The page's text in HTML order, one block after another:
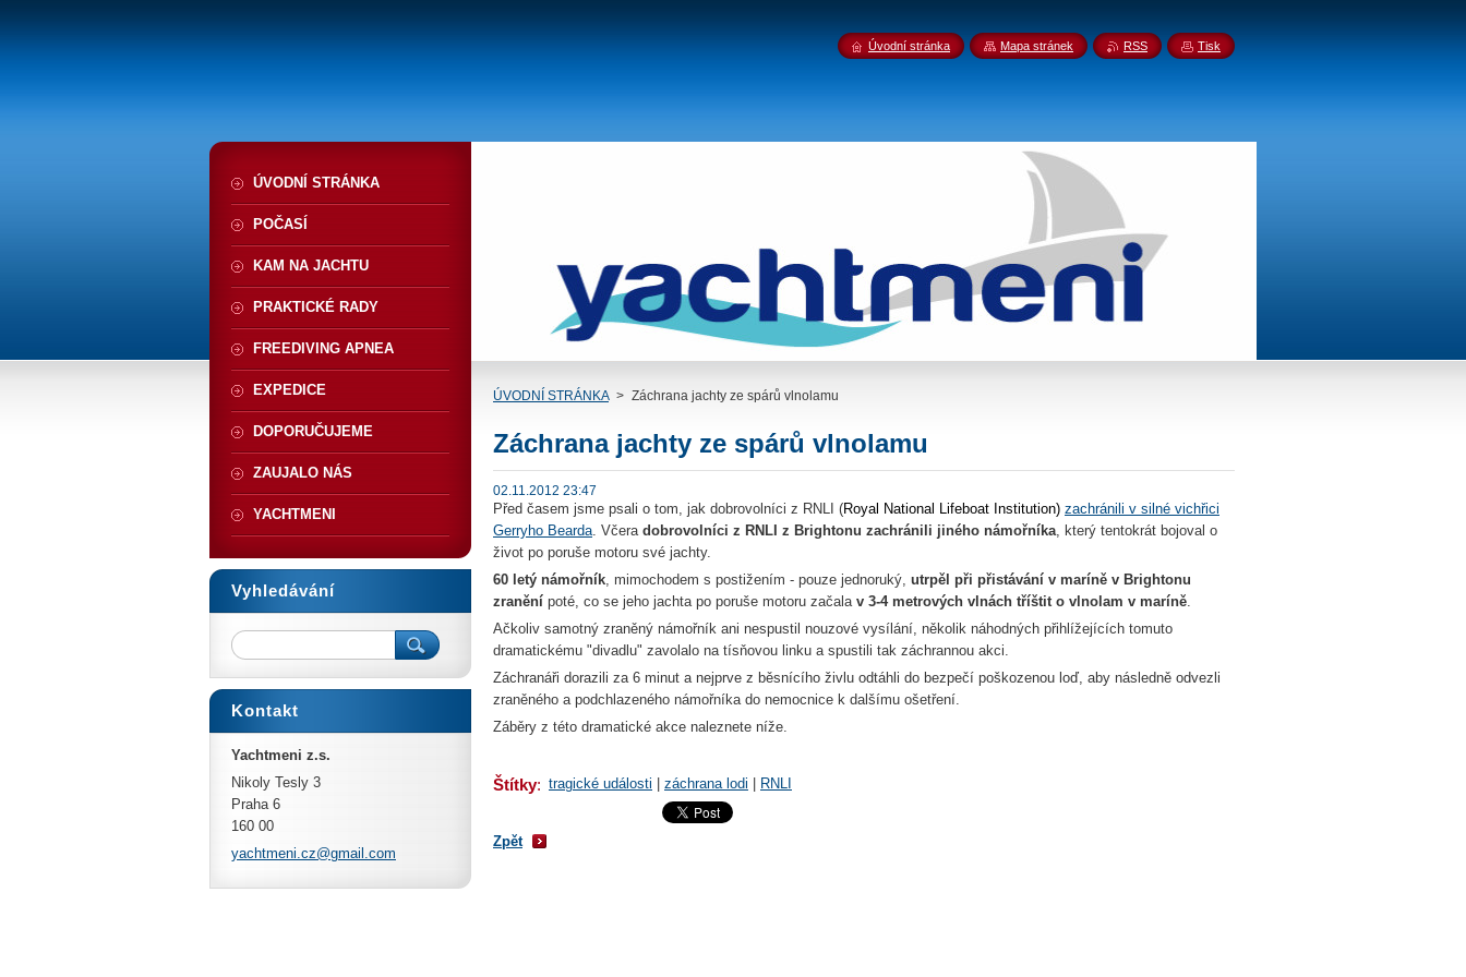
ÚVODNÍ STRÁNKA > Záchrana jachty ze spárů vlnolamu
Záchrana jachty ze spárů vlnolamu
02.11.2012 23:47
Před časem jsme psali o tom, jak dobrovolníci z RNLI (Royal National Lifeboat Institution) zachránili v silné vichřici
Gerryho Bearda. Včera dobrovolníci z RNLI z Brightonu zachránili jiného námořníka, který tentokrát bojoval o
život po poruše motoru své jachty.
60 letý námořník, mimochodem s postižením - pouze jednoruký, utrpěl při přistávání v maríně v Brightonu
zranění poté, co se jeho jachta po poruše motoru začala v 3-4 metrových vlnách tříštit o vlnolam v maríně.
Ačkoliv samotný zraněný námořník ani nespustil nouzové vysílání, několik náhodných přihlížejících tomuto
dramatickému "divadlu" zavolalo na tísňovou linku a spustili tak záchrannou akci.
Záchranáři dorazili za 6 minut a nejprve z běsnícího živlu odtáhli do bezpečí poškozenou loď, aby následně odvezli
zraněného a podchlazeného námořníka do nemocnice k dalšímu ošetření.
Záběry z této dramatické akce naleznete níže.
Štítky: tragické události záchrana lodi RNLI
Zpět
ÚVODNÍ STRÁNKA
POČASÍ
KAM NA JACHTU
PRAKTICKÉ RADY
FREEDIVING APNEA
EXPEDICE
DOPORUČUJEME
ZAUJALO NÁS
YACHTMENI
Vyhledávání
Kontakt
Yachtmeni z.s.
Nikoly Tesly 3
Praha 6
160 00
yachtmeni.cz@gmail.com
Úvodní stránka Mapa stránek RSS Tisk